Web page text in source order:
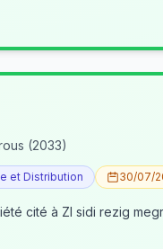
(2033)
et Distribution 30/07/
cité à ZI sidi rezig